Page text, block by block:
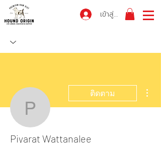
เข้าสู่ระบบ
Piyarat
ติดตาม
Piyarat Wattanalee